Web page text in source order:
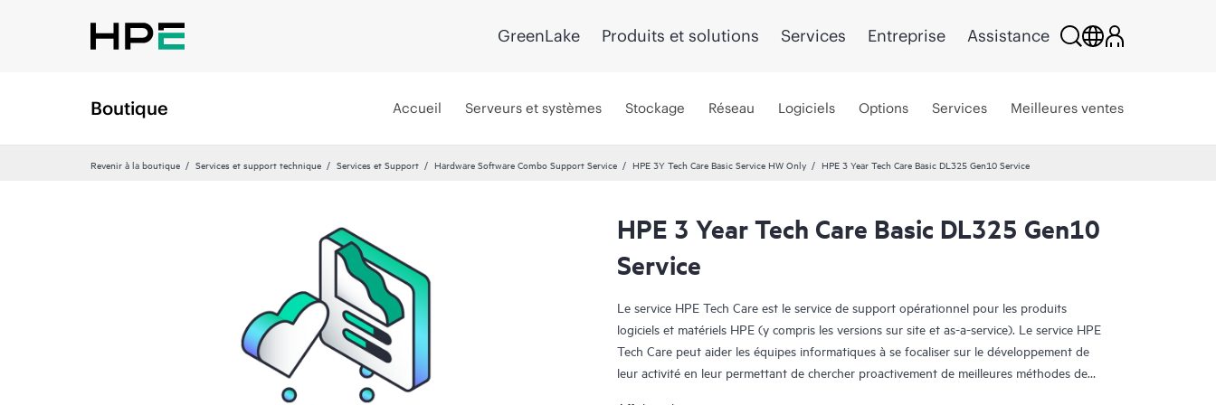
GreenLake Produits et solutions Services Entreprise Assistance
Boutique Accueil Serveurs et systèmes Stockage Réseau Logiciels Options Services Meilleures ventes
Revenir à la boutique Services et support technique Services et Support Hardware Software Combo Support Service HPE 3Y Tech Care Basic Service HW Only HPE 3 Year Tech Care Basic DL325 Gen10 Service
HPE 3 Year Tech Care Basic DL325 Gen10
Service
Le service HPE Tech Care est le service de support opérationnel pour les produits
logiciels et matériels HPE (y compris les versions sur site et as-a-service). Le service HPE
Tech Care peut aider les équipes informatiques à se focaliser sur le développement de
leur activité en leur permettant de chercher proactivement de meilleures méthodes de